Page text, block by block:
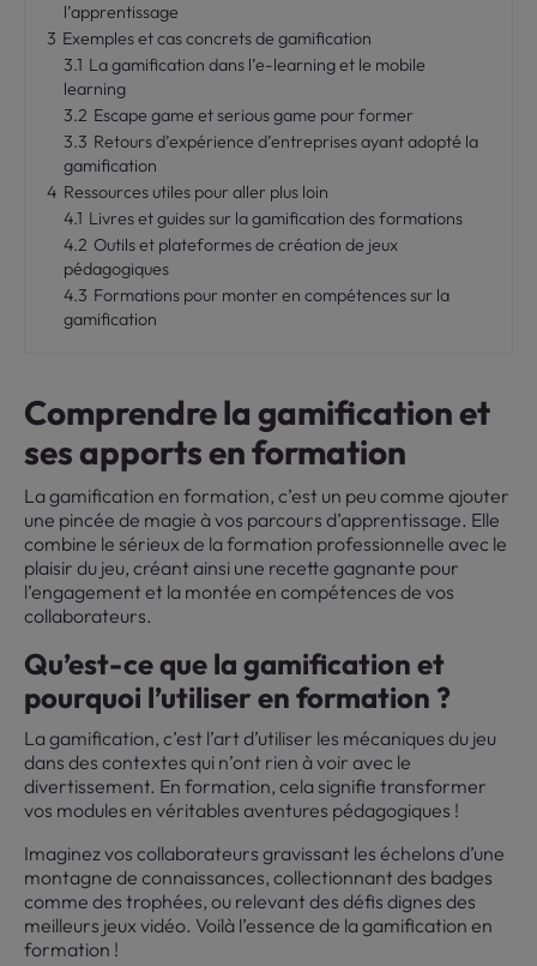
l’apprentissage
3 Exemples et cas concrets de gamification
3.1 La gamification dans l’e-learning et le mobile
learning
3.2 Escape game et serious game pour former
3.3 Retours d’expérience d’entreprises ayant adopté la
gamification
4 Ressources utiles pour aller plus loin
4.1 Livres et guides sur la gamification des formations
4.2 Outils et plateformes de création de jeux
pédagogiques
4.3 Formations pour monter en compétences sur la
gamification
Comprendre la gamification et
ses apports en formation
La gamification en formation, c’est un peu comme ajouter
une pincée de magie à vos parcours d’apprentissage. Elle
combine le sérieux de la formation professionnelle avec le
plaisir du jeu, créant ainsi une recette gagnante pour
l’engagement et la montée en compétences de vos
collaborateurs.
Qu’est-ce que la gamification et
pourquoi l’utiliser en formation ?
La gamification, c’est l’art d’utiliser les mécaniques du jeu
dans des contextes qui n’ont rien à voir avec le
divertissement. En formation, cela signifie transformer
vos modules en véritables aventures pédagogiques !
Imaginez vos collaborateurs gravissant les échelons d’une
montagne de connaissances, collectionnant des badges
comme des trophées, ou relevant des défis dignes des
meilleurs jeux vidéo. Voilà l’essence de la gamification en
formation !